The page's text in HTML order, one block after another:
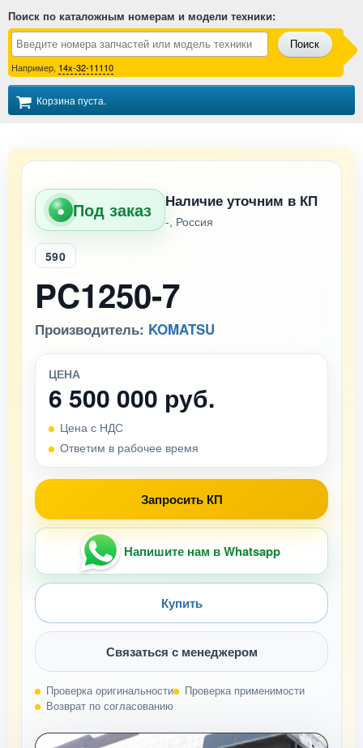
Поиск по каталожным номерам и модели техники:
Поиск
Например, 14x-32-11110
Корзина пуста.
● Под заказ Наличие уточним в КП
-, Россия
590
PC1250-7
Производитель: KOMATSU
ЦЕНА
6 500 000 руб.
Цена с НДС
Ответим в рабочее время
Запросить КП
Напишите нам в Whatsapp
Купить
Связаться с менеджером
Проверка оригинальности
Проверка применимости
Возврат по согласованию